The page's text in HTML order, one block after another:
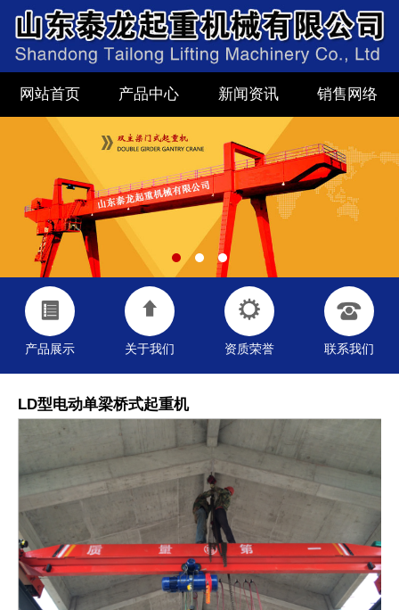
网站首页 产品中心 新闻资讯 销售网络
产品展示 关于我们 资质荣誉 联系我们
LD型电动单梁桥式起重机